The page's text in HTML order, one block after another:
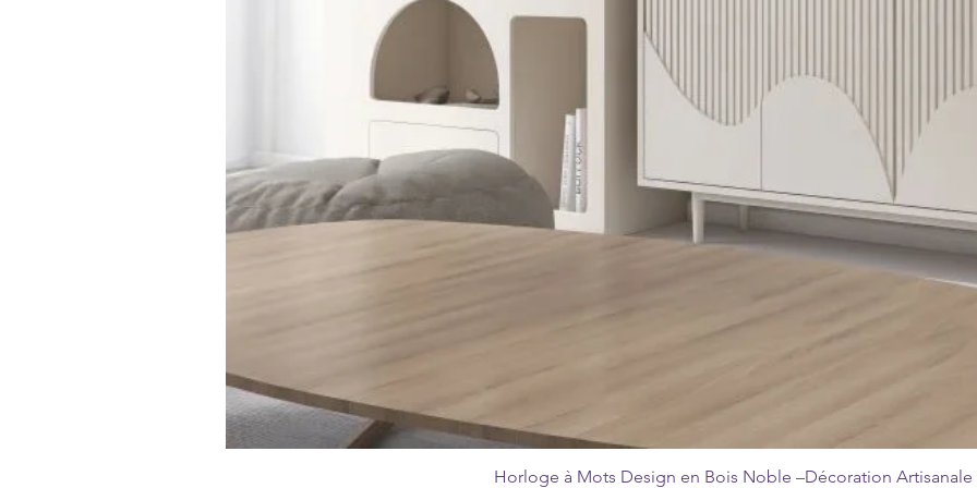
Quick View
Horloge à Mots Design en Bois Noble –Décoration Artisanale